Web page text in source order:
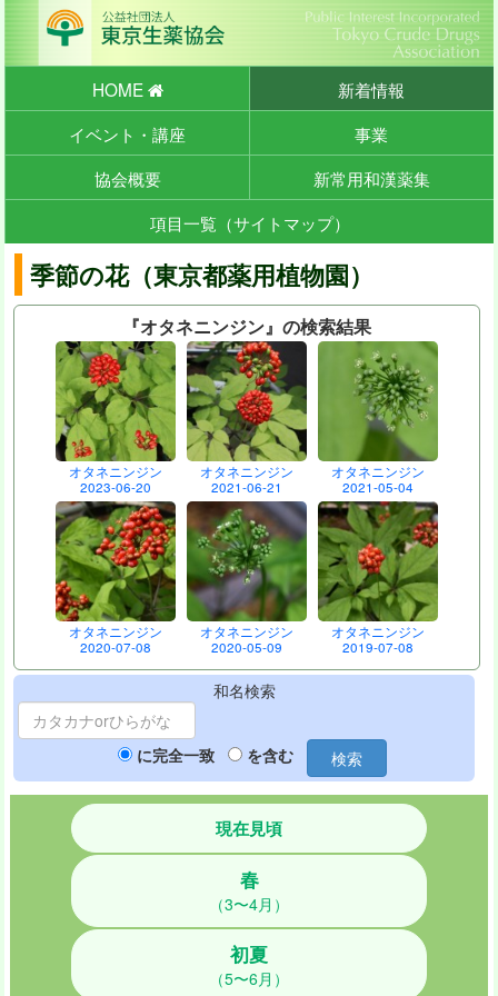
HOME
新着情報
イベント・講座
事業
協会概要
新常用和漢薬集
項目一覧（サイトマップ）
季節の花（東京都薬用植物園）
『オタネニンジン』の検索結果
オタネニンジン
2023-06-20
オタネニンジン
2021-06-21
オタネニンジン
2021-05-04
オタネニンジン
2020-07-08
オタネニンジン
2020-05-09
オタネニンジン
2019-07-08
和名検索
に完全一致 を含む 検索
現在見頃
春
（3〜4月）
初夏
（5〜6月）